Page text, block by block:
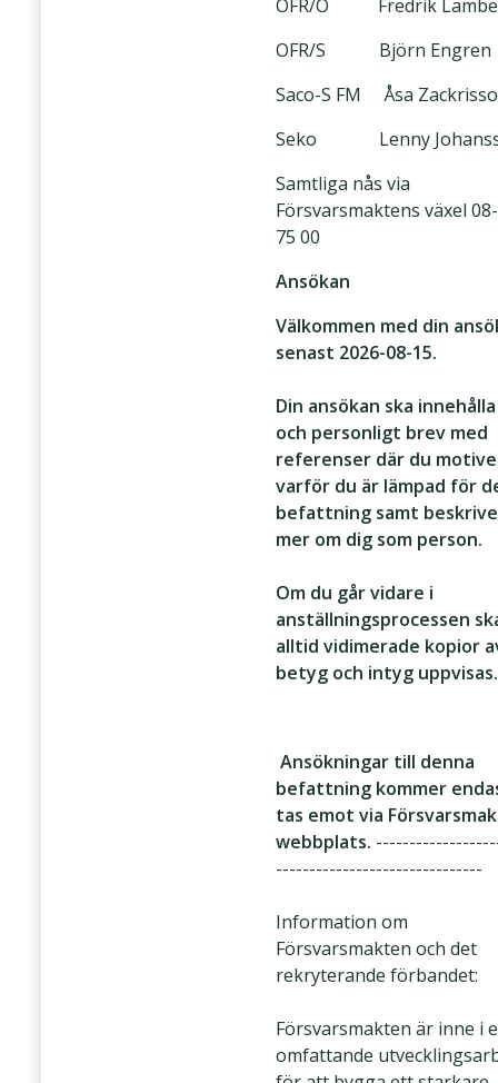
OFR/O Fredrik
OFR/S Björn Engren
Saco-S FM Åsa
Seko Lenny
Samtliga nås via
Försvarsmaktens växel
75 00
Ansökan
Välkommen med din
senast 2026-08-15.
Din ansökan ska innehålla
och personligt brev med
referenser där du
varför du är lämpad för
befattning samt
mer om dig som person.
Om du går vidare i
anställningsprocessen
alltid vidimerade kopior
betyg och intyg uppvisas.
Ansökningar till denna
befattning kommer
tas emot via
webbplats.
-------------------------------
Information om
Försvarsmakten och det
rekryterande förbandet:
Försvarsmakten är inne i
omfattande